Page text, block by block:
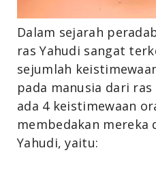
Dalam sejarah
ras Yahudi sangat
sejumlah
pada manusia dari ras
ada 4 keistimewaan
membedakan mereka
Yahudi, yaitu: